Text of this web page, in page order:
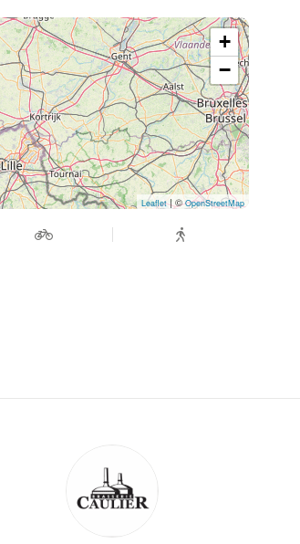
+
−
Leaflet| ©OpenStreetMap